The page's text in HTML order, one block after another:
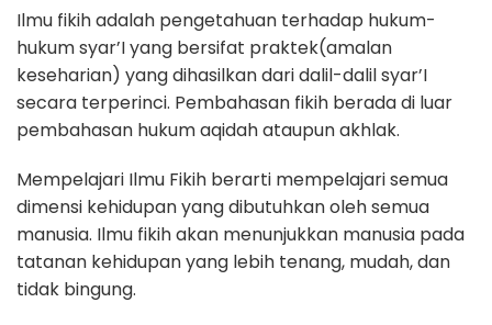
Ilmu fikih adalah pengetahuan terhadap hukum-
hukum syar’I yang bersifat praktek(amalan
keseharian) yang dihasilkan dari dalil-dalil syar’I
secara terperinci. Pembahasan fikih berada di luar
pembahasan hukum aqidah ataupun akhlak.
Mempelajari Ilmu Fikih berarti mempelajari semua
dimensi kehidupan yang dibutuhkan oleh semua
manusia. Ilmu fikih akan menunjukkan manusia pada
tatanan kehidupan yang lebih tenang, mudah, dan
tidak bingung.